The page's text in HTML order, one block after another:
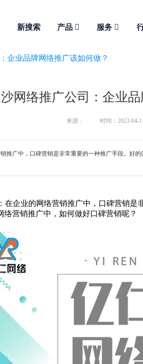
新搜索 产品 服务
网络推广公司：企业
来源： 时间：2023-04-
推广中，口碑营销是非常重要的一种推广手段。
：在企业的网络营销推广中，口碑营销
营销推广中，如何做好口碑营销呢？
企业品牌网络推广该如何做？